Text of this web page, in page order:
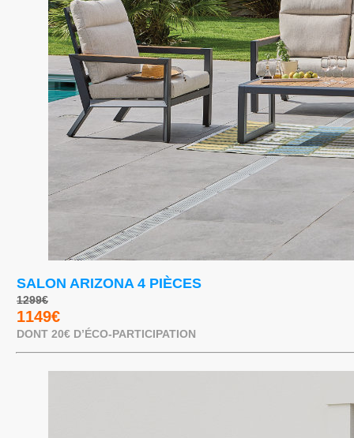
SALON ARIZONA 4 PIÈCES
1299€
1149€
DONT 20€ D’ÉCO-PARTICIPATION